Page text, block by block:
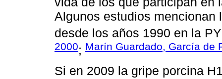
Algunos estudios mencionan
desde los años 1990 en la
2000; Marín Guardado, García de
Si en 2009 la gripe porcina